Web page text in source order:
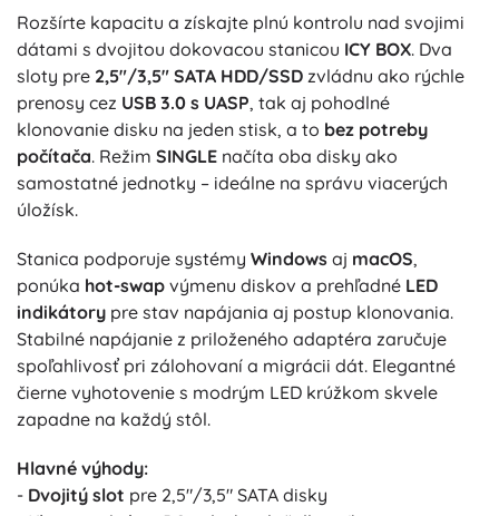
Rozšírte kapacitu a získajte plnú kontrolu nad svojimi
dátami s dvojitou dokovacou stanicou ICY BOX. Dva
sloty pre 2,5"/3,5" SATA HDD/SSD zvládnu ako rýchle
prenosy cez USB 3.0 s UASP, tak aj pohodlné
klonovanie disku na jeden stisk, a to bez potreby
počítača. Režim SINGLE načíta oba disky ako
samostatné jednotky – ideálne na správu viacerých
úložísk.
Stanica podporuje systémy Windows aj macOS,
ponúka hot-swap výmenu diskov a prehľadné LED
indikátory pre stav napájania aj postup klonovania.
Stabilné napájanie z priloženého adaptéra zaručuje
spoľahlivosť pri zálohovaní a migrácii dát. Elegantné
čierne vyhotovenie s modrým LED krúžkom skvele
zapadne na každý stôl.
Hlavné výhody:
- Dvojitý slot pre 2,5"/3,5" SATA disky